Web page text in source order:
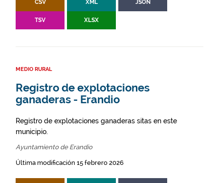
CSV XML JSON
TSV XLSX
MEDIO RURAL
Registro de explotaciones
ganaderas - Erandio
Registro de explotaciones ganaderas sitas en este
municipio.
Ayuntamiento de Erandio
Última modificación 15 febrero 2026